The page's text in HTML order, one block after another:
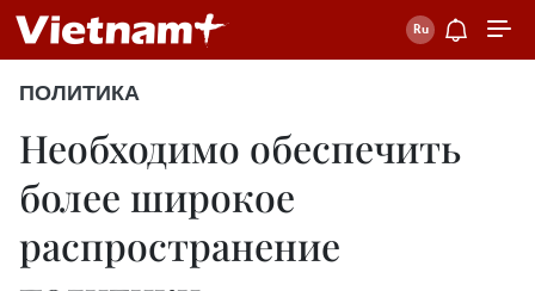
ПОЛИТИКА
Необходимо обеспечить
более широкое
распространение